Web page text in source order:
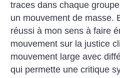
traces dans chaque
un mouvement de masse.
réussi à mon sens à faire
mouvement sur la justice
mouvement large avec
qui permette une critique